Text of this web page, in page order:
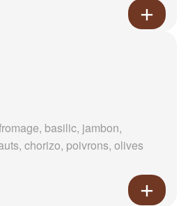
basilic, jambon,
chorizo, poivrons, olives